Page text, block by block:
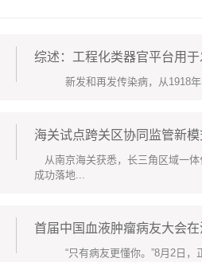
综述：工程化类器官平台用
新发和再发传染病，从1918年
海关试点跨关区协同监管新模
从南京海关获悉，长三角区域一体
成功落地...
首届中国血液肿瘤病友大会在
“只有病友更懂你。”8月2日，正